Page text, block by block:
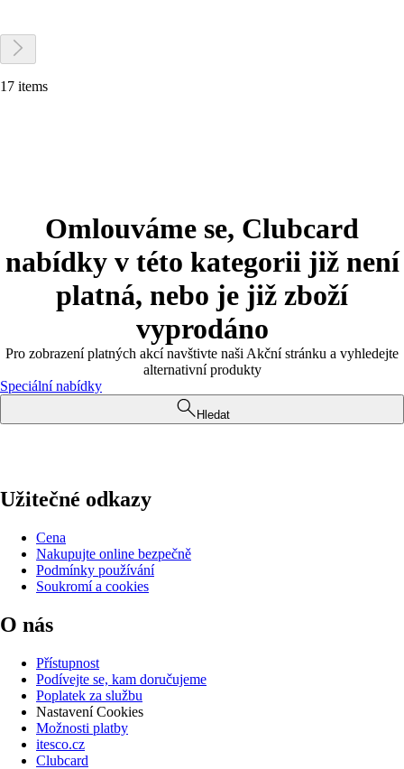
17 items
Omlouváme se, Clubcard
nabídky v této kategorii již není
platná, nebo je již zboží
vyprodáno
Pro zobrazení platných akcí navštivte naši Akční stránku a vyhledejte
alternativní produkty
Speciální nabídky
Hledat
Užitečné odkazy
Cena
Nakupujte online bezpečně
Podmínky používání
Soukromí a cookies
O nás
Přístupnost
Podívejte se, kam doručujeme
Poplatek za službu
Nastavení Cookies
Možnosti platby
itesco.cz
Clubcard